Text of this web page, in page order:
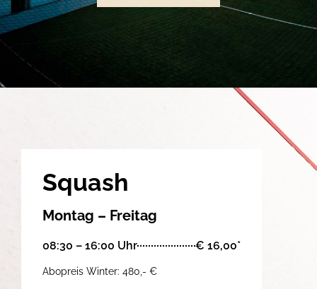
Squash
Montag – Freitag
08:30 – 16:00 Uhr € 16,00*
Abopreis Winter: 480,- €